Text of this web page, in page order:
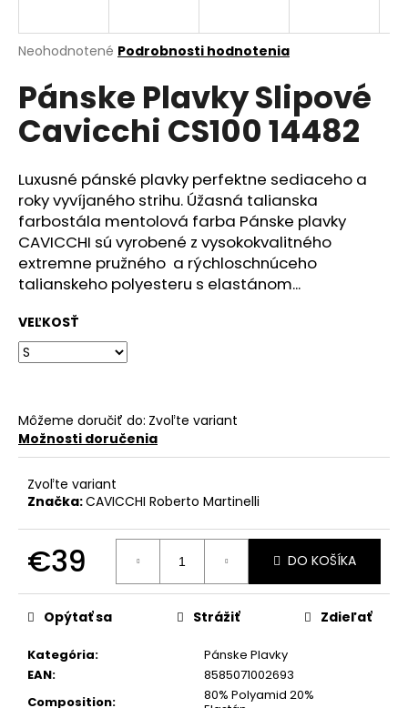
Priemerné
produktu
je
0,0
z
hviezdičiek.
Neohodnotené Podrobnosti hodnotenia
Pánske Plavky Slipové
Cavicchi CS100 14482
Luxusné pánské plavky perfektne sediaceho a
roky vyvíjaného strihu. Úžasná talianska
farbostála mentolová farba Pánske plavky
CAVICCHI sú vyrobené z vysokokvalitného
extremne pružného a rýchloschnúceho
talianskeho polyesteru s elastánom...
VEĽKOSŤ
Môžeme doručiť do: Zvoľte variant
Možnosti doručenia
Zvoľte variant
Značka:CAVICCHI Roberto Martinelli
€39
cena:
DO KOŠÍKA
Kategória:
Pánske Plavky
EAN:
8585071002693
Composition:
80% Polyamid 20%
Opýtať sa Strážiť Zdieľať
j
ť
?
HĽADAŤ
O
p
o
r
č
a
m